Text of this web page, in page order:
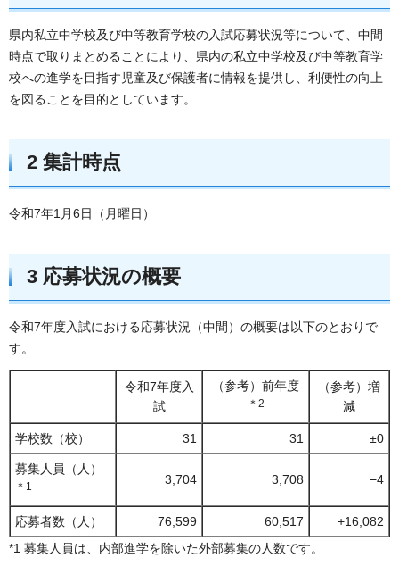
県内私立中学校及び中等教育学校の入試応募状況等について、中間
時点で取りまとめることにより、県内の私立中学校及び中等教育学
校への進学を目指す児童及び保護者に情報を提供し、利便性の向上
を図ることを目的としています。
2 集計時点
令和7年1月6日（月曜日）
3 応募状況の概要
令和7年度入試における応募状況（中間）の概要は以下のとおりで
す。
令和7年度入
試
（参考）前年度
＊2
（参考）増
減
学校数（校） 31 31 ±0
募集人員（人）
＊1 3,704 3,708 −4
応募者数（人） 76,599 60,517
+16,082
*1 募集人員は、内部進学を除いた外部募集の人数です。